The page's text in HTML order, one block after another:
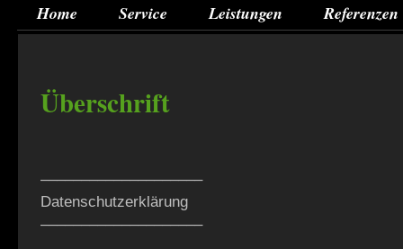
Home Service Leistungen Referenzen
Überschrift
––––––––––––––––––––
Datenschutzerklärung
––––––––––––––––––––